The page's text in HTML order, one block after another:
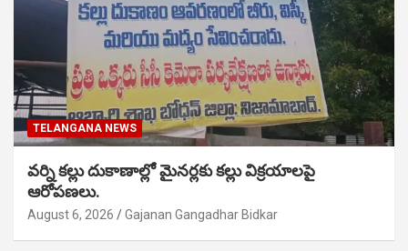
TELANGANA NEWS
వర్ని కల్లు దుకాణాల్లో మైనర్లకు కల్లు విక్రయాలపై
ఆరోపణలు.
August 6, 2026 Gajanan Gangadhar Bidkar